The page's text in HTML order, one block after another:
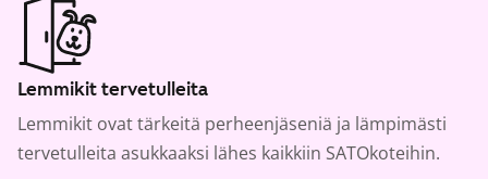
Lemmikit tervetulleita
Lemmikit ovat tärkeitä perheenjäseniä ja lämpimästi
tervetulleita asukkaaksi lähes kaikkiin SATOkoteihin.